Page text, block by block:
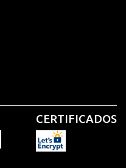
CERTIFICADOS